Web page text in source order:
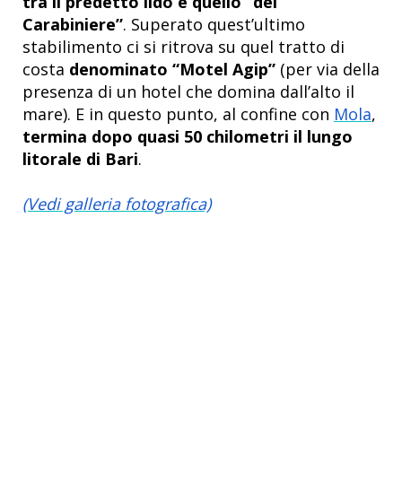
Carabiniere”. Superato quest’ultimo
stabilimento ci si ritrova su quel tratto di
costa denominato “Motel Agip” (per via della
presenza di un hotel che domina dall’alto il
mare). E in questo punto, al confine con Mola,
termina dopo quasi 50 chilometri il lungo
litorale di Bari.
(Vedi galleria fotografica)